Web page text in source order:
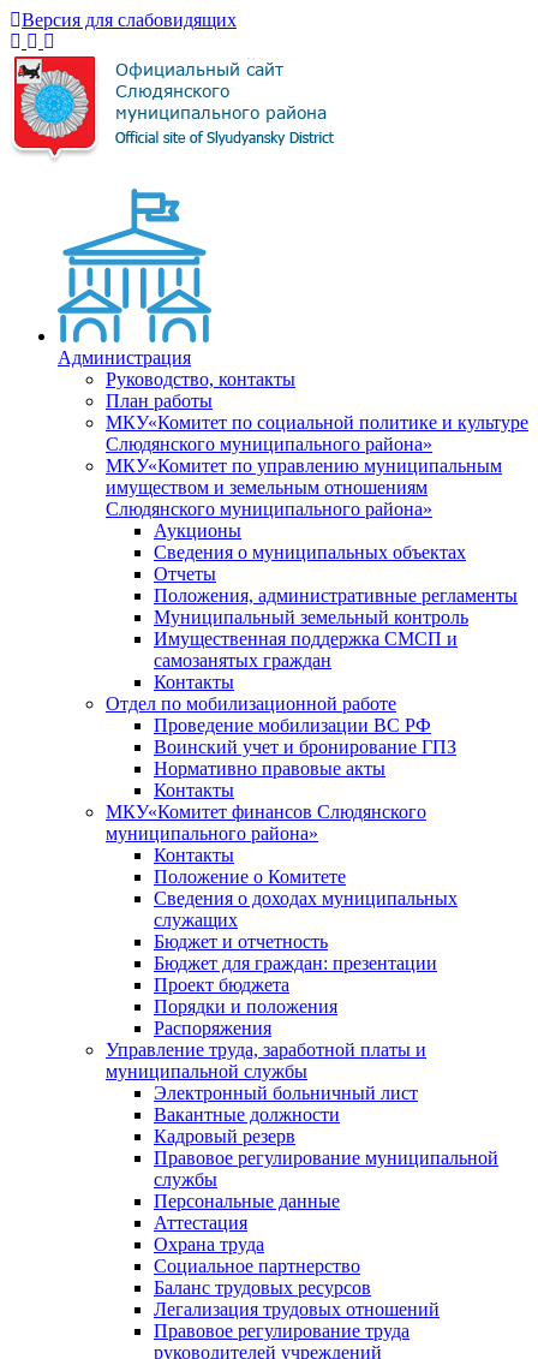
Версия для слабовидящих
Администрация
Руководство, контакты
План работы
МКУ«Комитет по социальной политике и культуре
Слюдянского муниципального района»
МКУ«Комитет по управлению муниципальным
имуществом и земельным отношениям
Слюдянского муниципального района»
Аукционы
Сведения о муниципальных объектах
Отчеты
Положения, административные регламенты
Муниципальный земельный контроль
Имущественная поддержка СМСП и
самозанятых граждан
Контакты
Отдел по мобилизационной работе
Проведение мобилизации ВС РФ
Воинский учет и бронирование ГПЗ
Нормативно правовые акты
Контакты
МКУ«Комитет финансов Слюдянского
муниципального района»
Контакты
Положение о Комитете
Сведения о доходах муниципальных
служащих
Бюджет и отчетность
Бюджет для граждан: презентации
Проект бюджета
Порядки и положения
Распоряжения
Управление труда, заработной платы и
муниципальной службы
Электронный больничный лист
Вакантные должности
Кадровый резерв
Правовое регулирование муниципальной
службы
Персональные данные
Аттестация
Охрана труда
Социальное партнерство
Баланс трудовых ресурсов
Легализация трудовых отношений
Правовое регулирование труда
руководителей учреждений